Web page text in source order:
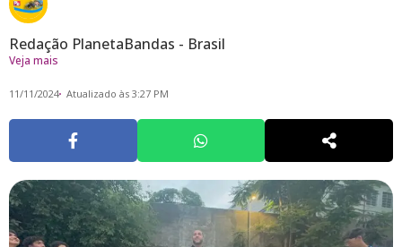
Redação PlanetaBandas - Brasil
Veja mais
11/11/2024 Atualizado às 3:27 PM